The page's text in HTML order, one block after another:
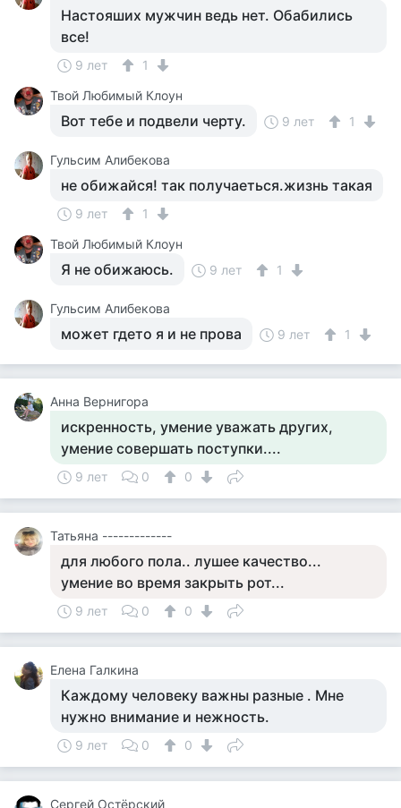
Настояших мужчин ведь нет. Обабились
все!
9 лет
1
Твой Любимый Клоун
Вот тебе и подвели черту. 9 лет 1
Гульсим Алибекова
не обижайся! так получаеться.жизнь такая
9 лет
1
Твой Любимый Клоун
Я не обижаюсь. 9 лет 1
Гульсим Алибекова
может гдето я и не прова 9 лет 1
Aнна Вернигора
искренность, умение уважать других,
умение совершать поступки....
9 лет 0 0
Татьяна -------------
для любого пола.. лушее качество...
умение во время закрыть рот...
9 лет 0 0
Елена Галкина
Каждому человеку важны разные . Мне
нужно внимание и нежность.
9 лет 0 0
Сергей Остёрский